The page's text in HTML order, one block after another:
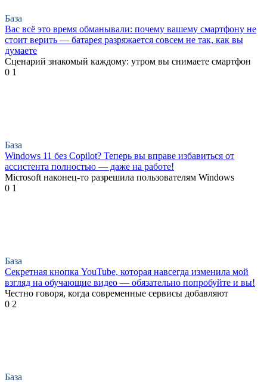
База
Вас всё это время обманывали: почему вашему смартфону не
стоит верить — батарея разряжается совсем не так, как вы
думаете
Сценарий знакомый каждому: утром вы снимаете смартфон
0 1
База
Windows 11 без Copilot? Теперь вы вправе избавиться от
ассистента полностью — даже на работе!
Microsoft наконец-то разрешила пользователям Windows
0 1
База
Секретная кнопка YouTube, которая навсегда изменила мой
взгляд на обучающие видео — обязательно попробуйте и вы!
Честно говоря, когда современные сервисы добавляют
0 2
База